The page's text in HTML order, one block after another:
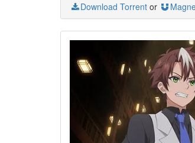
Download Torrent or